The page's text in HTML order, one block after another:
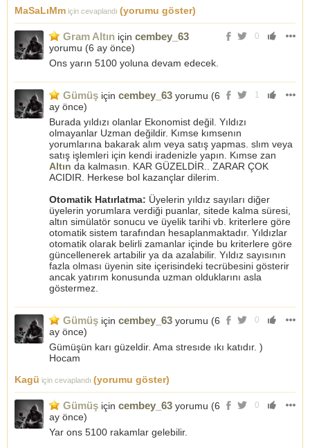
MaSaLıMm için cevaplandı (yorumu göster)
0
Gram Altın için cembey_63
yorumu (6 ay önce)
Ons yarın 5100 yoluna devam edecek.
1
Gümüş için cembey_63 yorumu (6
ay önce)
Burada yıldızı olanlar Ekonomist değil. Yıldızı
olmayanlar Uzman değildir. Kımse kımsenın
yorumlarına bakarak alım veya satış yapmas. slım veya
satış işlemleri için kendi iradenizle yapın. Kımse zan
Altın da kalmasın. KAR GÜZELDİR.. ZARAR ÇOK
ACIDIR. Herkese bol kazançlar dilerim.
Otomatik Hatırlatma: Üyelerin yıldız sayıları diğer
üyelerin yorumlara verdiği puanlar, sitede kalma süresi,
altın simülatör sonucu ve üyelik tarihi vb. kriterlere göre
otomatik sistem tarafından hesaplanmaktadır. Yıldızlar
otomatik olarak belirli zamanlar içinde bu kriterlere göre
güncellenerek artabilir ya da azalabilir. Yıldız sayısının
fazla olması üyenin site içerisindeki tecrübesini gösterir
ancak yatırım konusunda uzman olduklarını asla
göstermez.
0
Gümüş için cembey_63 yorumu (6
ay önce)
Gümüşün karı güzeldir. Ama stresıde ıkı katıdır. )
Hocam
Kagü için cevaplandı (yorumu göster)
0
Gümüş için cembey_63 yorumu (6
ay önce)
Yar ons 5100 rakamlar gelebilir.